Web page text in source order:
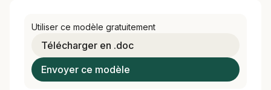
Utiliser ce modèle gratuitement
Télécharger en .doc
Envoyer ce modèle